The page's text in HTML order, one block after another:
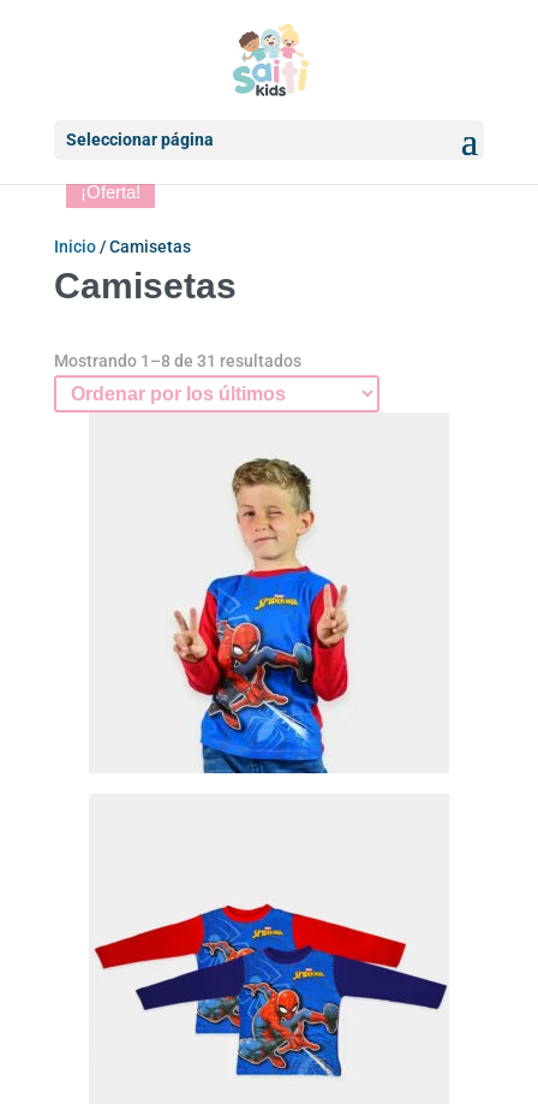
Seleccionar página
Inicio/ Camisetas
Camisetas
Mostrando 1–8 de 31 resultadosOrdenado
los
¡Oferta!
¡Oferta!
¡Oferta!
¡Oferta!
¡Oferta!
¡Oferta!
¡Oferta!
¡Oferta!